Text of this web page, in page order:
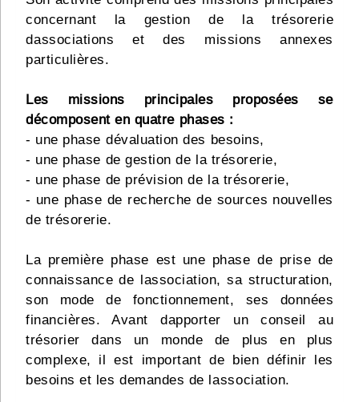
concernant la gestion de la trésorerie
dassociations et des missions annexes
particulières.
Les missions principales proposées se
décomposent en quatre phases :
- une phase dévaluation des besoins,
- une phase de gestion de la trésorerie,
- une phase de prévision de la trésorerie,
- une phase de recherche de sources nouvelles
de trésorerie.
La première phase est une phase de prise de
connaissance de lassociation, sa structuration,
son mode de fonctionnement, ses données
financières. Avant dapporter un conseil au
trésorier dans un monde de plus en plus
complexe, il est important de bien définir les
besoins et les demandes de lassociation.